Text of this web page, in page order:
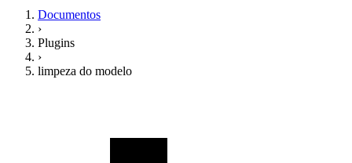
Documentos
›
Plugins
›
limpeza do modelo